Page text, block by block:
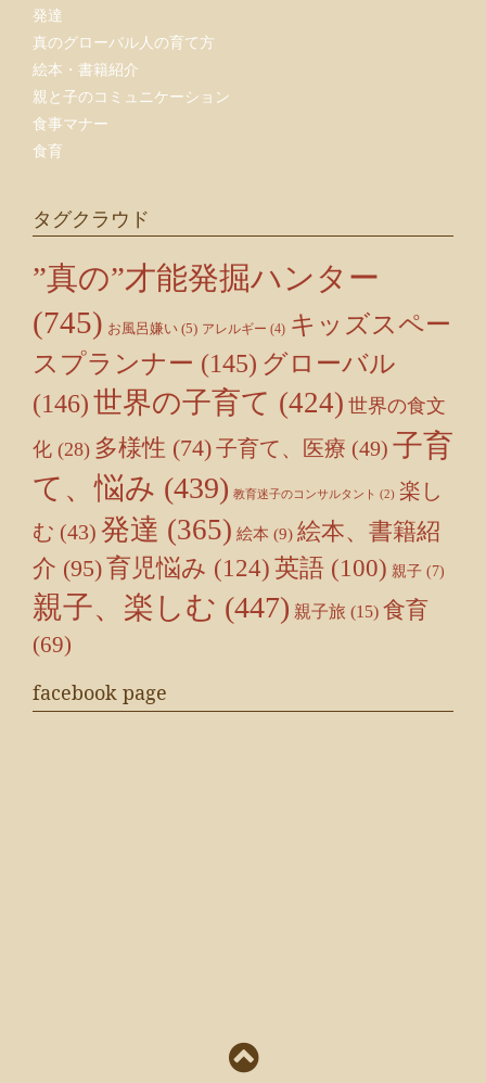
発達
真のグローバル人の育て方
絵本・書籍紹介
親と子のコミュニケーション
食事マナー
食育
タグクラウド
”真の”才能発掘ハンター
(745) お風呂嫌い (5) アレルギー (4) キッズスペー
スプランナー (145) グローバル
(146)世界の子育て (424) 世界の食文
化 (28) 多様性 (74)子育て、医療 (49) 子育
て、悩み (439) 教育迷子のコンサルタント (2) 楽し
む (43) 発達 (365) 絵本 (9) 絵本、書籍紹
介 (95)育児悩み (124) 英語 (100) 親子 (7)
親子、楽しむ (447) 親子旅 (15) 食育
(69)
facebook page